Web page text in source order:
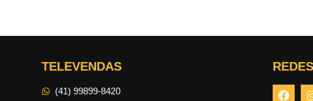
TELEVENDAS
(41) 99899-8420